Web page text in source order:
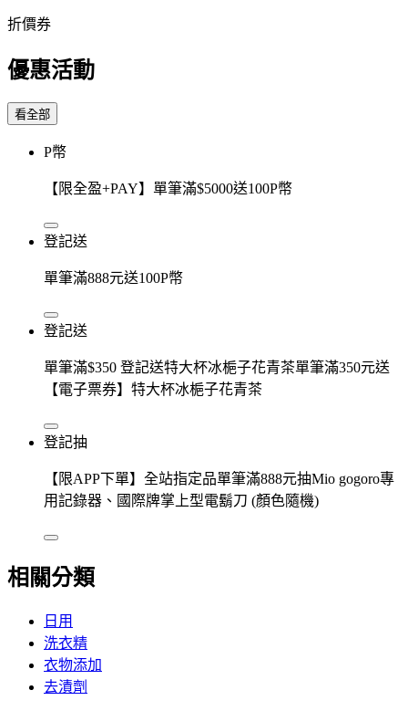
折價券
優惠活動
看全部
P幣
【限全盈+PAY】單筆滿$5000送100P幣
登記送
單筆滿888元送100P幣
登記送
單筆滿$350 登記送特大杯冰梔子花青茶單筆滿350元送
【電子票券】特大杯冰梔子花青茶
登記抽
【限APP下單】全站指定品單筆滿888元抽Mio gogoro專
用記錄器、國際牌掌上型電鬍刀 (顏色隨機)
相關分類
日用
洗衣精
衣物添加
去漬劑